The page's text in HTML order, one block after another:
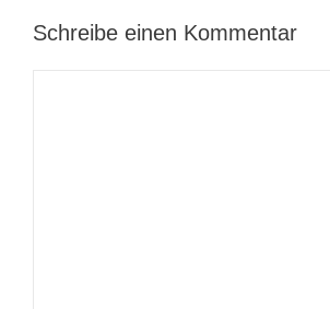
Schreibe einen Kommentar